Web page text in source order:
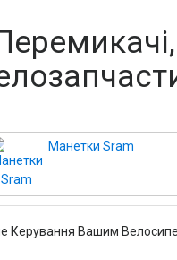
Манетки Sram
Керування Вашим